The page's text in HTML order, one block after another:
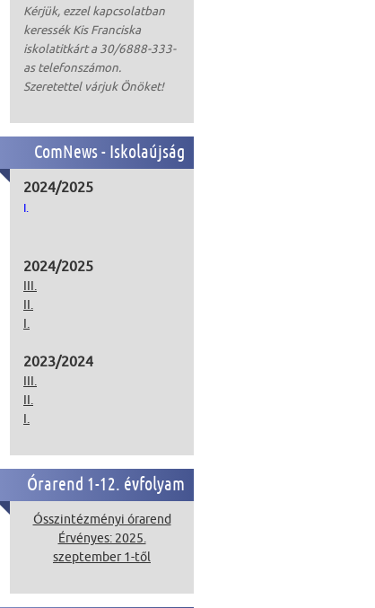
Kérjük, ezzel kapcsolatban
keressék Kis Franciska
iskolatitkárt a 30/6888-333-
as telefonszámon.
Szeretettel várjuk Önöket!
ComNews - Iskolaújság
2024/2025
I.
2024/2025
III.
II.
I.
2023/2024
III.
II.
I.
Órarend 1-12. évfolyam
Ósszintézményi órarend
Érvényes: 2025.
szeptember 1-től